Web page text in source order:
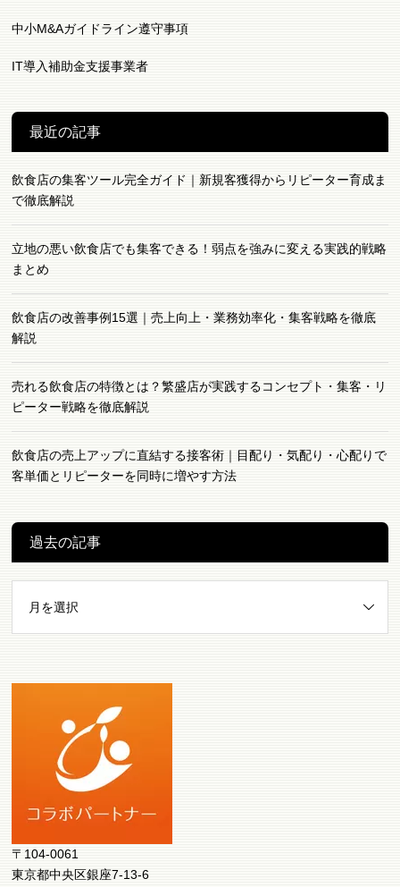
中小M&Aガイドライン遵守事項
IT導入補助金支援事業者
最近の記事
飲食店の集客ツール完全ガイド｜新規客獲得からリピーター育成ま
で徹底解説
立地の悪い飲食店でも集客できる！弱点を強みに変える実践的戦略
まとめ
飲食店の改善事例15選｜売上向上・業務効率化・集客戦略を徹底
解説
売れる飲食店の特徴とは？繁盛店が実践するコンセプト・集客・リ
ピーター戦略を徹底解説
飲食店の売上アップに直結する接客術｜目配り・気配り・心配りで
客単価とリピーターを同時に増やす方法
過去の記事
〒104-0061
東京都中央区銀座7-13-6